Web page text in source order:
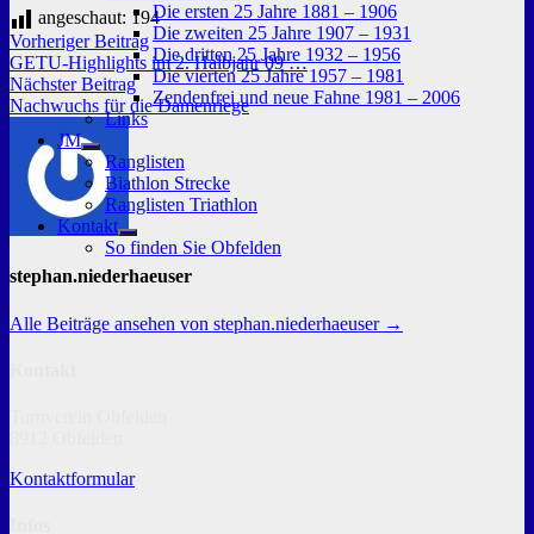
Untermenü
anzeigen
Die ersten 25 Jahre 1881 – 1906
Die zweiten 25 Jahre 1907 – 1931
Die dritten 25 Jahre 1932 – 1956
Die vierten 25 Jahre 1957 – 1981
Zendenfrei und neue Fahne 1981 – 2006
Links
JM
Untermenü
anzeigen
Ranglisten
Biathlon Strecke
Ranglisten Triathlon
Kontakt
Untermenü
anzeigen
So finden Sie Obfelden
angeschaut: 194
Beitragsnavigation
Vorheriger BeitragVorheriger
Beitrag:
GETU-Highlights im 2. Halbjahr 09 …
Nächster BeitragNächster
Beitrag:
Nachwuchs für die Damenriege
stephan.niederhaeuser
Alle Beiträge ansehen von stephan.niederhaeuser →
Kontaktformular